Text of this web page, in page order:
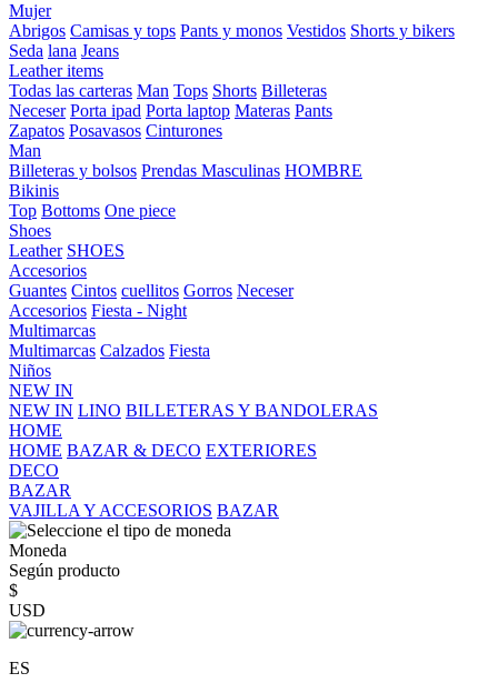
Mujer
Abrigos Camisas y tops Pants y monos Vestidos Shorts y bikers
Seda lana Jeans
Leather items
Todas las carteras Man Tops Shorts Billeteras
Neceser Porta ipad Porta laptop Materas Pants
Zapatos Posavasos Cinturones
Man
Billeteras y bolsos Prendas Masculinas HOMBRE
Bikinis
Top Bottoms One piece
Shoes
Leather SHOES
Accesorios
Guantes Cintos cuellitos Gorros Neceser
Accesorios Fiesta - Night
Multimarcas
Multimarcas Calzados Fiesta
Niños
NEW IN
NEW IN LINO BILLETERAS Y BANDOLERAS
HOME
HOME BAZAR & DECO EXTERIORES
DECO
BAZAR
VAJILLA Y ACCESORIOS BAZAR
Moneda
Según producto
$
USD
ES